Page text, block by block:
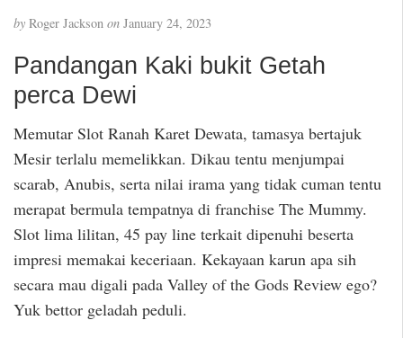
by Roger Jackson on January 24, 2023
Pandangan Kaki bukit Getah
perca Dewi
Memutar Slot Ranah Karet Dewata, tamasya bertajuk
Mesir terlalu memelikkan. Dikau tentu menjumpai
scarab, Anubis, serta nilai irama yang tidak cuman tentu
merapat bermula tempatnya di franchise The Mummy.
Slot lima lilitan, 45 pay line terkait dipenuhi beserta
impresi memakai keceriaan. Kekayaan karun apa sih
secara mau digali pada Valley of the Gods Review ego?
Yuk bettor geladah peduli.